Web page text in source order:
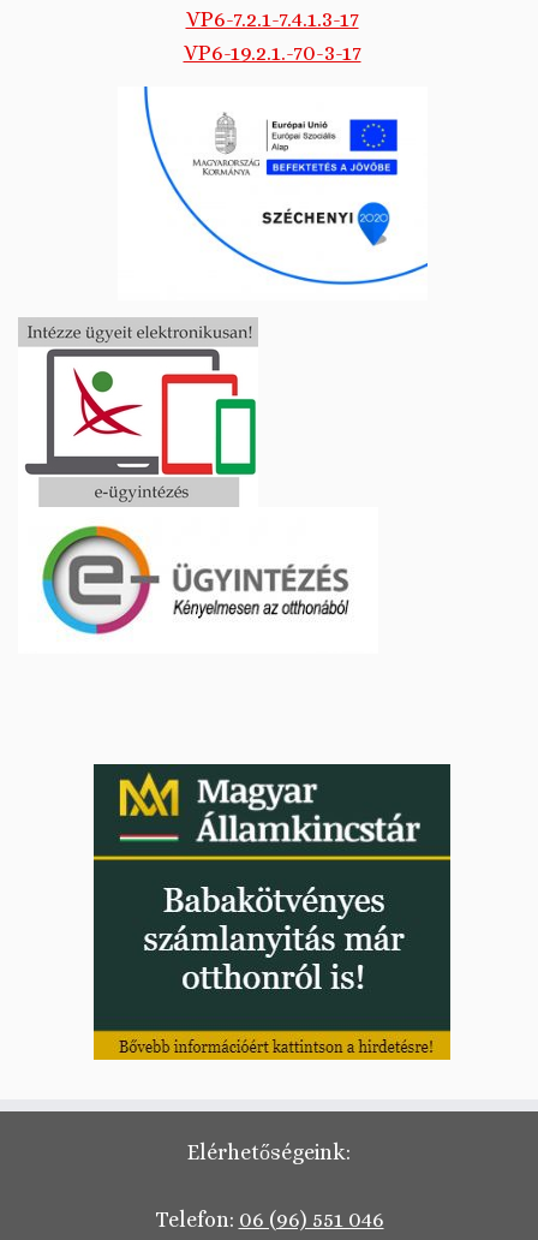
VP6-7.2.1-7.4.1.3-17
VP6-19.2.1.-70-3-17
Elérhetőségeink:
Telefon: 06 (96) 551 046